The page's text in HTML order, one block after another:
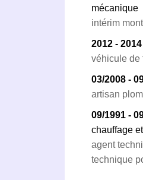
mécanique
intérim
2012 - 2014
véhicule de
03/2008 -
artisan
09/1991 -
chauffage
agent
technique